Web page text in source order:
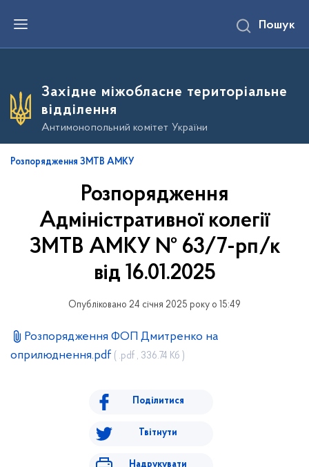
е
о
о
в
Пошук
Західне міжобласне територіальне
відділення
Антимонопольний комітет України
Розпорядження ЗМТВ АМКУ
Розпорядження
Адміністративної колегії
ЗМТВ АМКУ № 63/7-рп/к
від 16.01.2025
Опубліковано 24 січня 2025 року о 15:49
Розпорядження ФОП Дмитренко на
оприлюднення.pdf ( .pdf , 336.74 Кб )
Поділитися
Твітнути
Надрукувати